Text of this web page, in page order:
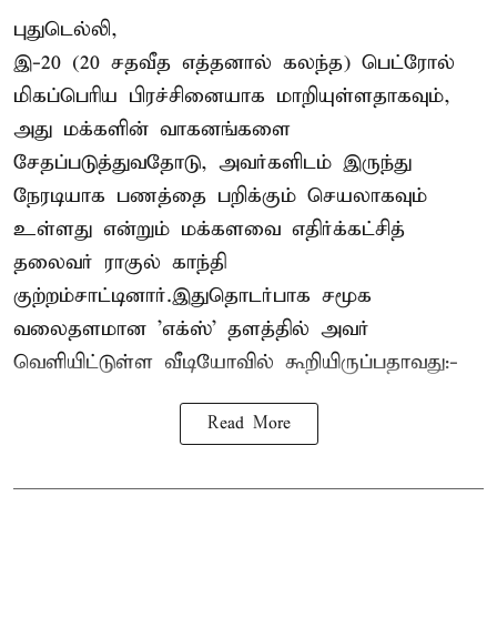
புதுடெல்லி,
இ-20 (20 சதவீத எத்தனால் கலந்த) பெட்ரோல்
மிகப்பெரிய பிரச்சினையாக மாறியுள்ளதாகவும்,
அது மக்களின் வாகனங்களை
சேதப்படுத்துவதோடு, அவர்களிடம் இருந்து
நேரடியாக பணத்தை பறிக்கும் செயலாகவும்
உள்ளது என்றும் மக்களவை எதிர்க்கட்சித்
தலைவர் ராகுல் காந்தி
குற்றம்சாட்டினார்.இதுதொடர்பாக சமூக
வலைதளமான 'எக்ஸ்' தளத்தில் அவர்
வெளியிட்டுள்ள வீடியோவில் கூறியிருப்பதாவது:-
Read More